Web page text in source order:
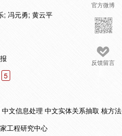
官方微博
反馈留言
; 冯元勇; 黄云平
5
文信息处理 中文实体关系抽取 核方
工程研究中心